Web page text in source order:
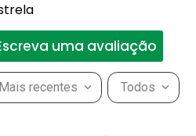
uma avaliação
Mais recentes Todos